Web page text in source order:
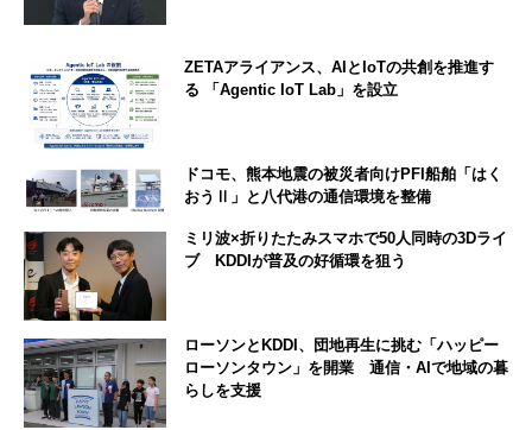
ZETAアライアンス、AIとIoTの共創を推進す
る 「Agentic IoT Lab」を設立
ドコモ、熊本地震の被災者向けPFI船舶「はく
おうⅡ」と八代港の通信環境を整備
ミリ波×折りたたみスマホで50人同時の3Dライ
ブ KDDIが普及の好循環を狙う
ローソンとKDDI、団地再生に挑む「ハッピー
ローソンタウン」を開業 通信・AIで地域の暮
らしを支援